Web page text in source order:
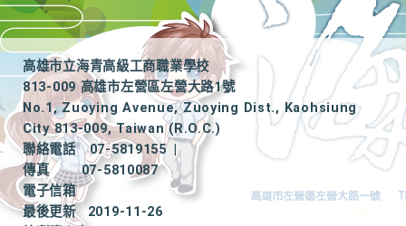
高雄市立海青高級工商職業學校
813-009 高雄市左營區左營大路1號
No.1, Zuoying Avenue, Zuoying Dist., Kaohsiung
City 813-009, Taiwan (R.O.C.)
聯絡電話
07-5819155
|
傳真
07-5810087
電子信箱
最後更新
2019-11-26